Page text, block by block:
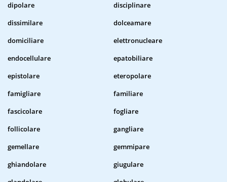
dipolare
disciplinare
dissimilare
dolceamare
domiciliare
elettronucleare
endocellulare
epatobiliare
epistolare
eteropolare
famigliare
familiare
fascicolare
fogliare
follicolare
gangliare
gemellare
gemmipare
ghiandolare
giugulare